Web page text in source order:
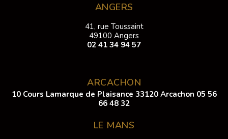
ANGERS
41, rue Toussaint
49100 Angers
02 41 34 94 57
ARCACHON
10 Cours Lamarque de Plaisance 33120 Arcachon 05 56
66 48 32
LE MANS